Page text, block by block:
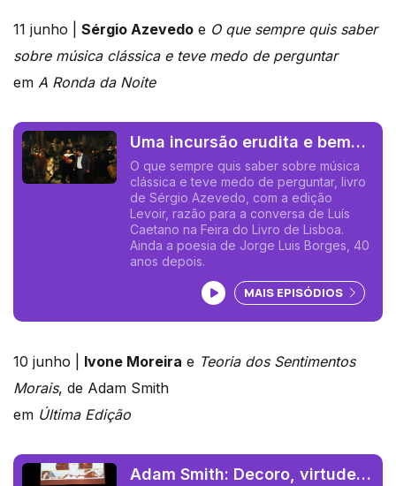
11 junho | Sérgio Azevedo e O que sempre quis saber
sobre música clássica e teve medo de perguntar
em A Ronda da Noite
Uma incursão erudita e bem
humorada na história da
música de 5 séculos.
O que sempre quis saber sobre música
clássica e teve medo de perguntar, livro
de Sérgio Azevedo, com a edição
Levoir, razão para a conversa de Luís
Caetano na Feira do Livro de Lisboa.
Ainda a poesia de Jorge Luis Borges, 40
anos depois.
Ouvir podcast
MAIS EPISÓDIOS
10 junho | Ivone Moreira e Teoria dos Sentimentos
Morais, de Adam Smith
em Última Edição
Adam Smith: Decoro, virtude,